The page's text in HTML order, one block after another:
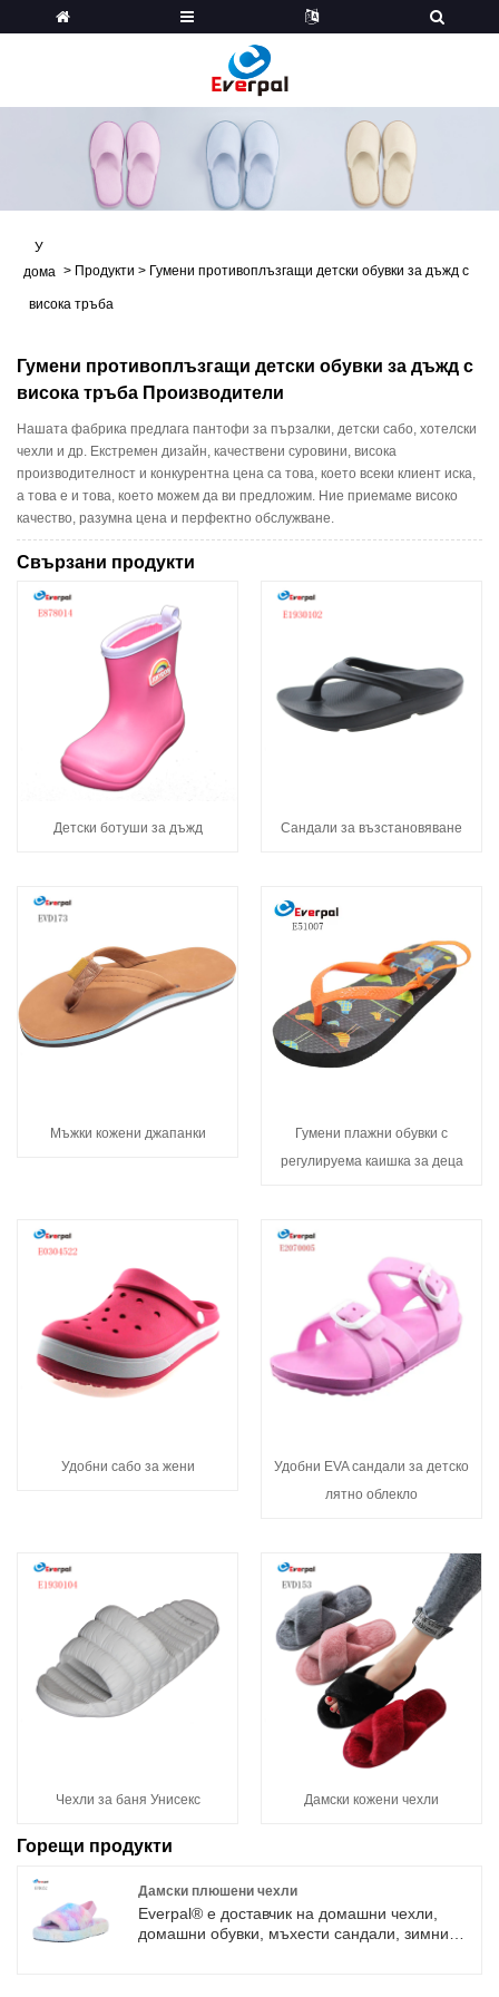
У
дома > Продукти > Гумени противоплъзгащи детски обувки за дъжд с
висока тръба
Гумени противоплъзгащи детски обувки за дъжд с
висока тръба Производители
Нашата фабрика предлага пантофи за пързалки, детски сабо, хотелски
чехли и др. Екстремен дизайн, качествени суровини, висока
производителност и конкурентна цена са това, което всеки клиент иска,
а това е и това, което можем да ви предложим. Ние приемаме високо
качество, разумна цена и перфектно обслужване.
Свързани продукти
Детски ботуши за дъжд Сандали за възстановяване
Мъжки кожени джапанки
Гумени плажни обувки с
регулируема каишка за деца
Удобни сабо за жени
Удобни EVA сандали за детско
лятно облекло
Чехли за баня Унисекс Дамски кожени чехли
Горещи продукти
Дамски плюшени чехли
Everpal® е доставчик на домашни чехли,
домашни обувки, мъхести сандали, зимни